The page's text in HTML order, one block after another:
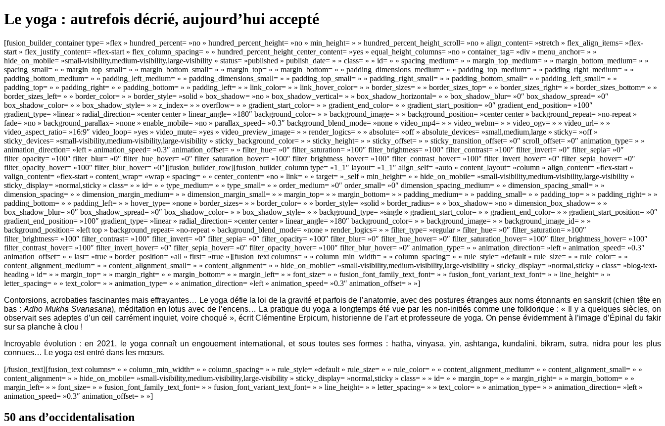
Le yoga : autrefois décrié, aujourd’hui accepté
[fusion_builder_container type= »flex » hundred_percent= »no » hundred_percent_height= »no » min_height= » » hundred_percent_height_scroll= »no » align_content= »stretch » flex_align_items= »flex-
start » flex_justify_content= »flex-start » flex_column_spacing= » » hundred_percent_height_center_content= »yes » equal_height_columns= »no » container_tag= »div » menu_anchor= » »
hide_on_mobile= »small-visibility,medium-visibility,large-visibility » status= »published » publish_date= » » class= » » id= » » spacing_medium= » » margin_top_medium= » » margin_bottom_medium= » »
spacing_small= » » margin_top_small= » » margin_bottom_small= » » margin_top= » » margin_bottom= » » padding_dimensions_medium= » » padding_top_medium= » » padding_right_medium= » »
padding_bottom_medium= » » padding_left_medium= » » padding_dimensions_small= » » padding_top_small= » » padding_right_small= » » padding_bottom_small= » » padding_left_small= » »
padding_top= » » padding_right= » » padding_bottom= » » padding_left= » » link_color= » » link_hover_color= » » border_sizes= » » border_sizes_top= » » border_sizes_right= » » border_sizes_bottom= » »
border_sizes_left= » » border_color= » » border_style= »solid » box_shadow= »no » box_shadow_vertical= » » box_shadow_horizontal= » » box_shadow_blur= »0″ box_shadow_spread= »0″
box_shadow_color= » » box_shadow_style= » » z_index= » » overflow= » » gradient_start_color= » » gradient_end_color= » » gradient_start_position= »0″ gradient_end_position= »100″
gradient_type= »linear » radial_direction= »center center » linear_angle= »180″ background_color= » » background_image= » » background_position= »center center » background_repeat= »no-repeat »
fade= »no » background_parallax= »none » enable_mobile= »no » parallax_speed= »0.3″ background_blend_mode= »none » video_mp4= » » video_webm= » » video_ogv= » » video_url= » »
video_aspect_ratio= »16:9″ video_loop= »yes » video_mute= »yes » video_preview_image= » » render_logics= » » absolute= »off » absolute_devices= »small,medium,large » sticky= »off »
sticky_devices= »small-visibility,medium-visibility,large-visibility » sticky_background_color= » » sticky_height= » » sticky_offset= » » sticky_transition_offset= »0″ scroll_offset= »0″ animation_type= » »
animation_direction= »left » animation_speed= »0.3″ animation_offset= » » filter_hue= »0″ filter_saturation= »100″ filter_brightness= »100″ filter_contrast= »100″ filter_invert= »0″ filter_sepia= »0″
filter_opacity= »100″ filter_blur= »0″ filter_hue_hover= »0″ filter_saturation_hover= »100″ filter_brightness_hover= »100″ filter_contrast_hover= »100″ filter_invert_hover= »0″ filter_sepia_hover= »0″
filter_opacity_hover= »100″ filter_blur_hover= »0″][fusion_builder_row][fusion_builder_column type= »1_1″ layout= »1_1″ align_self= »auto » content_layout= »column » align_content= »flex-start »
valign_content= »flex-start » content_wrap= »wrap » spacing= » » center_content= »no » link= » » target= »_self » min_height= » » hide_on_mobile= »small-visibility,medium-visibility,large-visibility »
sticky_display= »normal,sticky » class= » » id= » » type_medium= » » type_small= » » order_medium= »0″ order_small= »0″ dimension_spacing_medium= » » dimension_spacing_small= » »
dimension_spacing= » » dimension_margin_medium= » » dimension_margin_small= » » margin_top= » » margin_bottom= » » padding_medium= » » padding_small= » » padding_top= » » padding_right= » »
padding_bottom= » » padding_left= » » hover_type= »none » border_sizes= » » border_color= » » border_style= »solid » border_radius= » » box_shadow= »no » dimension_box_shadow= » »
box_shadow_blur= »0″ box_shadow_spread= »0″ box_shadow_color= » » box_shadow_style= » » background_type= »single » gradient_start_color= » » gradient_end_color= » » gradient_start_position= »0″
gradient_end_position= »100″ gradient_type= »linear » radial_direction= »center center » linear_angle= »180″ background_color= » » background_image= » » background_image_id= » »
background_position= »left top » background_repeat= »no-repeat » background_blend_mode= »none » render_logics= » » filter_type= »regular » filter_hue= »0″ filter_saturation= »100″
filter_brightness= »100″ filter_contrast= »100″ filter_invert= »0″ filter_sepia= »0″ filter_opacity= »100″ filter_blur= »0″ filter_hue_hover= »0″ filter_saturation_hover= »100″ filter_brightness_hover= »100″
filter_contrast_hover= »100″ filter_invert_hover= »0″ filter_sepia_hover= »0″ filter_opacity_hover= »100″ filter_blur_hover= »0″ animation_type= » » animation_direction= »left » animation_speed= »0.3″
animation_offset= » » last= »true » border_position= »all » first= »true »][fusion_text columns= » » column_min_width= » » column_spacing= » » rule_style= »default » rule_size= » » rule_color= » »
content_alignment_medium= » » content_alignment_small= » » content_alignment= » » hide_on_mobile= »small-visibility,medium-visibility,large-visibility » sticky_display= »normal,sticky » class= »blog-text-
heading » id= » » margin_top= » » margin_right= » » margin_bottom= » » margin_left= » » font_size= » » fusion_font_family_text_font= » » fusion_font_variant_text_font= » » line_height= » »
letter_spacing= » » text_color= » » animation_type= » » animation_direction= »left » animation_speed= »0.3″ animation_offset= » »]
Contorsions, acrobaties fascinantes mais effrayantes… Le yoga défie la loi de la gravité et parfois de l’anatomie, avec des postures étranges aux noms étonnants en sanskrit (chien tête en
bas :Adho Mukha Svanasana), méditation en lotus avec de l’encens… La pratique du yoga a longtemps été vue par les non-initiés comme une folklorique : «
Il y a quelques siècles, on
observait ses adeptes d’un œil carrément inquiet, voire choqué », écrit Clémentine Erpicum, historienne de l’art et professeure de yoga.On pense évidemment à l’image d’Épinal du fakir
sur sa planche à clou !
Incroyable évolution :en 2021, le yoga connaît un engouement international, et sous toutes ses formes : hatha, vinyasa, yin, ashtanga, kundalini, bikram, sutra, nidra pour les plus
connues… Le yoga est entré dans les mœurs.
[/fusion_text][fusion_text columns= » » column_min_width= » » column_spacing= » » rule_style= »default » rule_size= » » rule_color= » » content_alignment_medium= » » content_alignment_small= » »
content_alignment= » » hide_on_mobile= »small-visibility,medium-visibility,large-visibility » sticky_display= »normal,sticky » class= » » id= » » margin_top= » » margin_right= » » margin_bottom= » »
margin_left= » » font_size= » » fusion_font_family_text_font= » » fusion_font_variant_text_font= » » line_height= » » letter_spacing= » » text_color= » » animation_type= » » animation_direction= »left »
animation_speed= »0.3″ animation_offset= » »]
50 ans d’occidentalisation